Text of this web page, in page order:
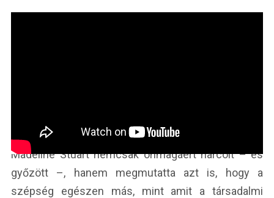
Madeline Stuart nemcsak önmagáért harcolt – és
győzött –, hanem megmutatta azt is, hogy a
szépség egészen más, mint amit a társadalmi